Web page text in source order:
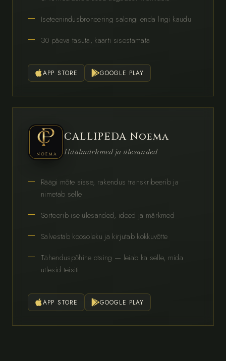
Iseteenindusbroneering salongi enda lingi kaudu
30 päeva tasuta, kaarti sisestamata
APP STORE GOOGLE PLAY
CALLIPEDA Noema
Häälmärkmed ja ülesanded
Räägi mõte sisse, rakendus transkribeerib ja
nimetab selle
Sorteerib ise ülesanded, ideed ja märkmed
Salvestab koosoleku ja kirjutab kokkuvõtte
Tähenduspõhine otsing — leiab ka selle, mida
ütlesid teisiti
APP STORE GOOGLE PLAY